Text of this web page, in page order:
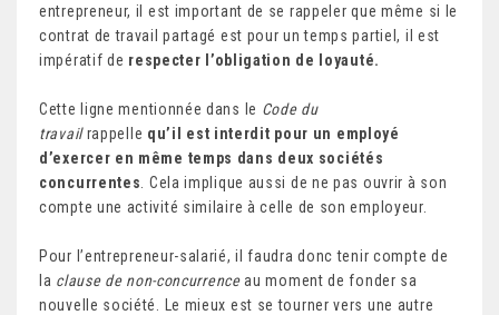
entrepreneur, il est important de se rappeler que même si le
contrat de travail partagé est pour un temps partiel, il est
impératif de respecter l’obligation de loyauté.
Cette ligne mentionnée dans le Code du
travailrappelle qu’il est interdit pour un employé
d’exercer en même temps dans deux sociétés
concurrentes . Cela implique aussi de ne pas ouvrir à son
compte une activité similaire à celle de son employeur.
Pour l’entrepreneur-salarié, il faudra donc tenir compte de
la clause de non-concurrenceau moment de fonder sa
nouvelle société. Le mieux est se tourner vers une autre